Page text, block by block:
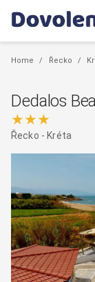
Home / Řecko /
Dedalos
★★★
Řecko - Kréta